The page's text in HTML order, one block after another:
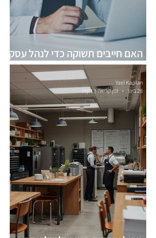
האם חייבים תשוקה כדי לנהל עסק
מוצלח?
Yael Kaplan
28 בינו׳
זמן קריאה 3 דקות